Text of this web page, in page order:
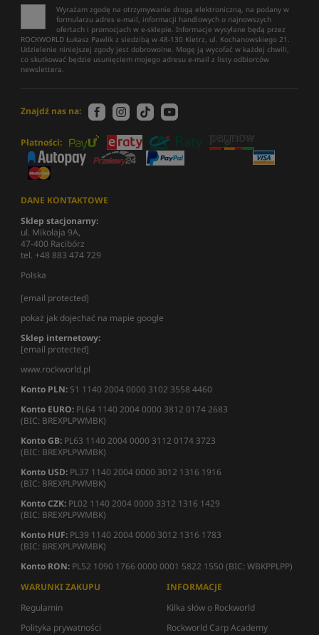
Wyrażam zgodę na otrzymywanie drogą elektroniczną, na podany w
formularzu adres e-mail, informacji handlowych o najnowszych
ofertach i promocjach w e-sklepie. Informacje wysyłane będą przez
ROCKWORLD Łukasz Pawlik z siedzibą w 48-130 Kietrz, ul. Kochanowskiego 21.
Udzielenie niniejszej zgody jest dobrowolne. Mogę ją wycofać w każdej chwili,
co skutkować będzie usunięciem mojego adresu e-mail z listy odbiorców
newslettera.
Znajdź nas na:
Płatności:
DANE KONTAKTOWE
Sklep stacjonarny:
ul. Mikołaja 9A,
47-400 Racibórz
tel. +48 883 474 729
Polska
[email protected]
pokaż jak dojechać na mapie google
Sklep internetowy:
[email protected]
www.rockworld.pl
Konto PLN: 51 1140 2004 0000 3102 3558 4460
Konto EURO: PL64 1140 2004 0000 3812 0174 2683
(BIC: BREXPLPWMBK)
Konto GB: PL63 1140 2004 0000 3112 0174 3723
(BIC: BREXPLPWMBK)
Konto USD: PL37 1140 2004 0000 3012 1316 1916
(BIC: BREXPLPWMBK)
Konto CZK: PL02 1140 2004 0000 3312 1316 1429
(BIC: BREXPLPWMBK)
Konto HUF: PL39 1140 2004 0000 3012 1316 1783
(BIC: BREXPLPWMBK)
Konto RON: PL52 1090 1766 0000 0001 5822 1550 (BIC: WBKPPLPP)
WARUNKI ZAKUPU
Regulamin
Polityka prywatności
INFORMACJE
Kilka słów o Rockworld
Rockworld Carp Academy